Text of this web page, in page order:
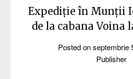
Expediție în Munții
de la cabana Voina
Posted onseptembrie
Publisher